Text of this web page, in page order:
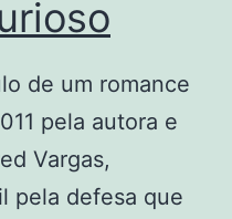
de um romance
pela autora e
Vargas,
pela defesa que